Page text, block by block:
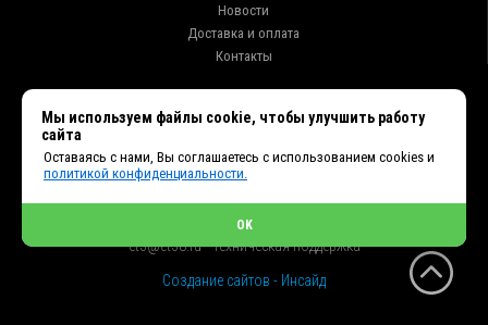
Новости
Доставка и оплата
Контакты
+7 (914) 010-76-83, 8 (3952) 93-27-93 - Отдел продаж
+7 (950) 075-85-99 - Техническая поддержка
et2@et38.ru - Отдел продаж
et3@et38.ru - Техническая поддержка
Создание сайтов - Инсайд
Мы используем файлы cookie, чтобы улучшить работу
сайта
Оставаясь с нами, Вы соглашаетесь с использованием cookies и
политикой конфиденциальности.
OK